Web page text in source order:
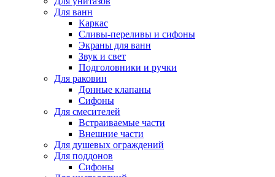
Для ванн
Каркас
Сливы-переливы и сифоны
Экраны для ванн
Звук и свет
Подголовники и ручки
Для раковин
Донные клапаны
Сифоны
Для смесителей
Встраиваемые части
Внешние части
Для душевых ограждений
Для поддонов
Сифоны